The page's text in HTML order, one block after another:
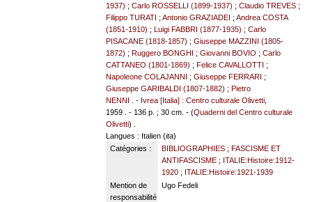
1937) ;Carlo ROSSELLI (1899-1937) ;Claudio TREVES ;
Filippo TURATI ;Antonio GRAZIADEI ;Andrea COSTA
(1851-1910) ;Luigi FABBRI (1877-1935) ;Carlo
PISACANE (1818-1857) ;Giuseppe MAZZINI (1805-
1872) ;Ruggero BONGHI ;Giovanni BOVIO ;Carlo
CATTANEO (1801-1869) ;Felice CAVALLOTTI ;
Napoleone COLAJANNI ;Giuseppe FERRARI ;
Giuseppe GARIBALDI (1807-1882) ;Pietro
NENNI
. - Ivrea [Italia] : Centro culturale Olivetti
1959 . - 136 p. ; 30 cm. - (Quaderni del Centro culturale
Olivetti) .
Langues : Italien (ita)
Catégories :
BIBLIOGRAPHIES; FASCISME ET
ANTIFASCISME; ITALIE:Histoire:1912-
1920; ITALIE:Histoire:1921-1939
Mention de
responsabilité
Ugo Fedeli